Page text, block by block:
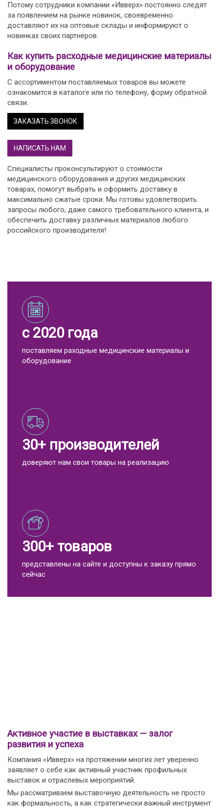
Потому сотрудники компании «Ивверх» постоянно следят
за появлением на рынке новинок, своевременно
доставляют их на оптовые склады и информируют о
новинках своих партнёров.
Как купить расходные медицинские материалы
и оборудование
С ассортиментом поставляемых товаров вы можете
ознакомится в каталоге или по телефону, форму обратной
связи.
ЗАКАЗАТЬ ЗВОНОК
НАПИСАТЬ НАМ
Специалисты проконсультируют о стоимости
медицинского оборудования и других медицинских
товарах, помогут выбрать и оформить доставку в
максимально сжатые сроки. Мы готовы удовлетворить
запросы любого, даже самого требовательного клиента, и
обеспечить доставку различных материалов любого
российского производителя!
с 2020 года
поставляем раходные медицинские материалы и
оборудование
30+ производителей
доверяют нам свои товары на реализацию
300+ товаров
представлены на сайте и доступны к заказу прямо
сейчас
Активное участие в выставках — залог
развития и успеха
Компания «Ивверх» на протяжении многих лет уверенно
заявляет о себе как активный участник профильных
выставок и отраслевых мероприятий.
Мы рассматриваем выставочную деятельность не просто
как формальность, а как стратегически важный инструмент